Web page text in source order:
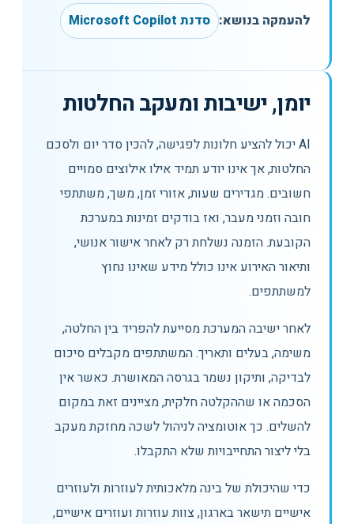
להעמקה בנושא: סדנת Microsoft Copilot
יומן, ישיבות ומעקב החלטות
AI יכול להציע חלונות לפגישה, להכין סדר יום ולסכם
החלטות, אך אינו יודע תמיד אילו אילוצים סמויים
חשובים. מגדירים שעות, אזורי זמן, משך, משתתפי
חובה וזמני מעבר, ואז בודקים זמינות במערכת
הקובעת. הזמנה נשלחת רק לאחר אישור אנושי,
ותיאור האירוע אינו כולל מידע שאינו נחוץ
למשתתפים.
לאחר ישיבה המערכת מסייעת להפריד בין החלטה,
משימה, בעלים ותאריך. המשתתפים מקבלים סיכום
לבדיקה, ותיקון נשמר בגרסה המאושרת. כאשר אין
הסכמה או שההקלטה חלקית, מציינים זאת במקום
להשלים. כך אוטומציה לניהול לשכה מחזקת מעקב
בלי ליצור התחייבויות שלא התקבלו.
כדי שהיכולת של בינה מלאכותית לעוזרות ולעוזרים
אישיים תישאר בארגון, צוות עוזרות ועוזרים אישיים,